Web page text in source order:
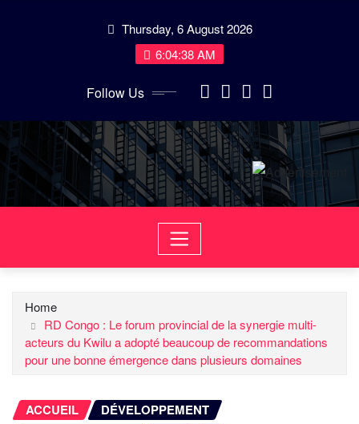
Thursday, 6 August 2026
6:04:39 AM
Follow Us
Home
RD Congo : Le forum provincial de la synergie multi-
acteurs du Kwilu a adopté beaucoup de recommandations
pour une bonne émergence dans plusieurs domaines
ACCUEIL
DÉVELOPPEMENT